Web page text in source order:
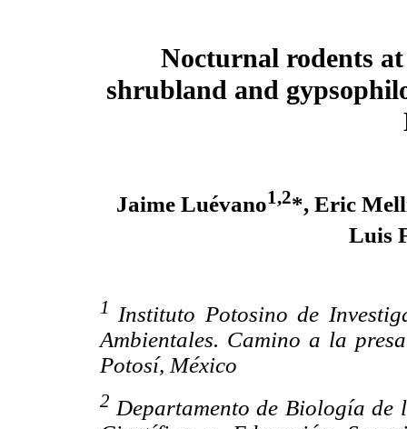
Nocturnal rodents
shrubland and
Jaime Luévano1,2*, Eric
Luis
1 Instituto Potosino de
Ambientales. Camino a la
Potosí, México
2 Departamento de Biología de